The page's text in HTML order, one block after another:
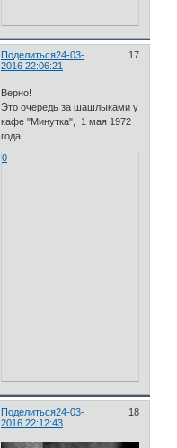
Поделиться 17
24-03-
2016 22:06:21
Верно!
Это очередь за шашлыками у
кафе "Минутка", 1 мая 1972
года.
0
Поделиться 18
24-03-
2016 22:12:43